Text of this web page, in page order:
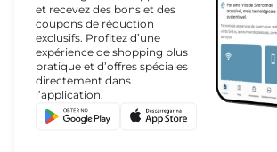
et recevez des bons et des
coupons de réduction
exclusifs. Profitez d’une
expérience de shopping plus
pratique et d’offres spéciales
directement dans
l’application.